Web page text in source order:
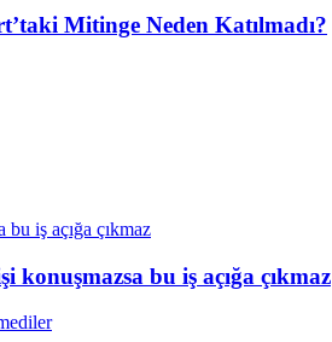
Mitinge Neden Katılmadı?
bu iş açığa çıkmaz